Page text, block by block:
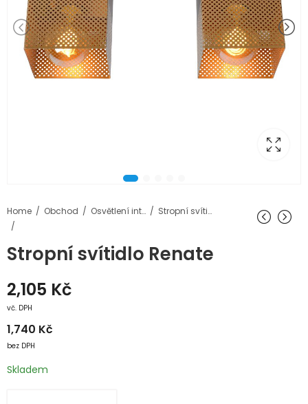
Home Obchod Osvětlení interiéru Stropní svítidla
Stropní svítidlo Renate
2,105 Kč
vč. DPH
1,740 Kč
bez DPH
Skladem